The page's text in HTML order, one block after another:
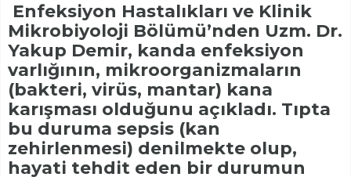
Enfeksiyon Hastalıkları ve Klinik
Mikrobiyoloji Bölümü’nden Uzm. Dr.
Yakup Demir, kanda enfeksiyon
varlığının, mikroorganizmaların
(bakteri, virüs, mantar) kana
karışması olduğunu açıkladı. Tıpta
bu duruma sepsis (kan
zehirlenmesi) denilmekte olup,
hayati tehdit eden bir durumun